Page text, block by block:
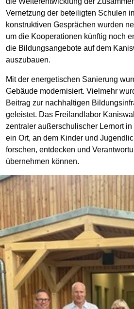
Vernetzung der beteiligten Schulen
konstruktiven Gesprächen wurden
um die Kooperationen künftig noch
die Bildungsangebote auf dem
auszubauen.
Mit der energetischen Sanierung
Gebäude modernisiert. Vielmehr
Beitrag zur nachhaltigen
geleistet. Das Freilandlabor
zentraler außerschulischer Lernort
ein Ort, an dem Kinder und
forschen, entdecken und
übernehmen können.